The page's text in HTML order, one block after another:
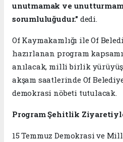
unutmamak ve
sorumluluğudur." dedi.
Of Kaymakamlığı ile Of
hazırlanan program
anılacak, milli birlik
akşam saatlerinde Of
demokrasi nöbeti tutulacak.
Program Şehitlik
15 Temmuz Demokrasi ve